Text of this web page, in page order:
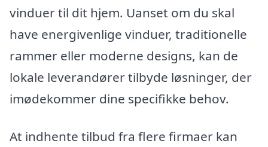
vinduer til dit hjem. Uanset om du skal
have energivenlige vinduer, traditionelle
rammer eller moderne designs, kan de
lokale leverandører tilbyde løsninger, der
imødekommer dine specifikke behov.
At indhente tilbud fra flere firmaer kan